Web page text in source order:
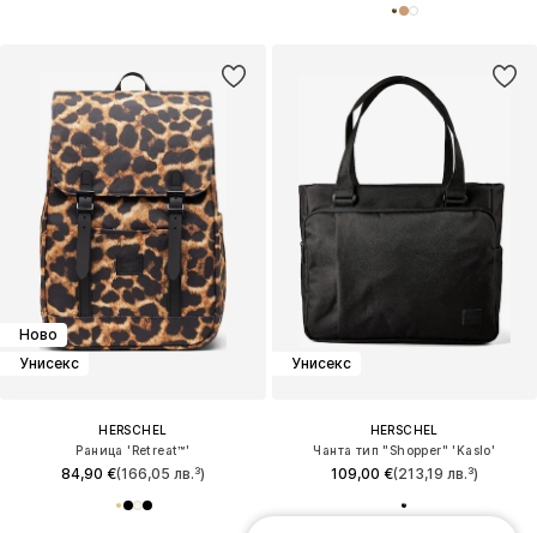
Ново
Унисекс
HERSCHEL
Раница 'Retreat™'
84,90 €(166,05 лв.³)
Унисекс
HERSCHEL
Чанта тип "Shopper" 'Kaslo'
109,00 €(213,19 лв.³)